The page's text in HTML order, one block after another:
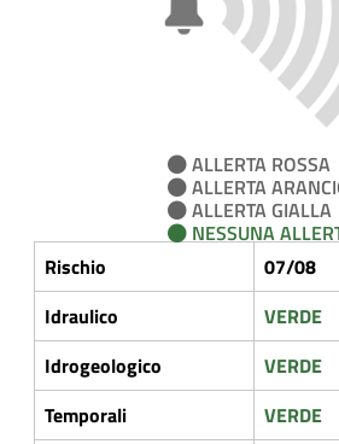
ALLERTA ROSSA
ALLERTA
ALLERTA GIALLA
NESSUNA
Rischio
07/08
Idraulico
VERDE
Idrogeologico
VERDE
Temporali
VERDE